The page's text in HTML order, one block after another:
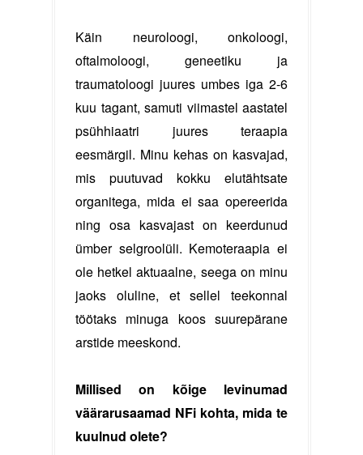
Käin neuroloogi, onkoloogi,
oftalmoloogi, geneetiku ja
traumatoloogi juures umbes iga 2-6
kuu tagant, samuti viimastel aastatel
psühhiaatri juures teraapia
eesmärgil. Minu kehas on kasvajad,
mis puutuvad kokku elutähtsate
organitega, mida ei saa opereerida
ning osa kasvajast on keerdunud
ümber selgroolüli. Kemoteraapia ei
ole hetkel aktuaalne, seega on minu
jaoks oluline, et sellel teekonnal
töötaks minuga koos suurepärane
arstide meeskond.
Millised on kõige levinumad
väärarusaamad NFi kohta, mida te
kuulnud olete?